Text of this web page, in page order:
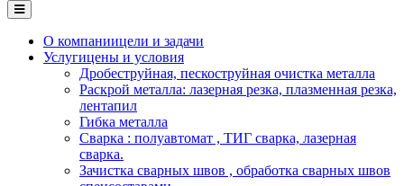
О компаниицели и задачи
Услугицены и условия
Дробеструйная, пескоструйная очистка металла
Раскрой металла: лазерная резка, плазменная резка,
лентапил
Гибка металла
Сварка : полуавтомат , ТИГ сварка, лазерная
сварка.
Зачистка сварных швов , обработка сварных швов